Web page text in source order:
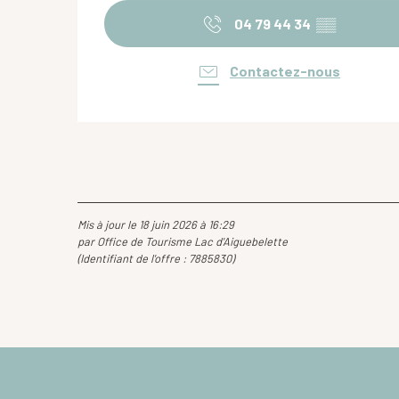
04 79 44 34 ▒▒
Contactez-nous
Mis à jour le 18 juin 2026 à 16:29
par Office de Tourisme Lac d'Aiguebelette
(Identifiant de l'offre : 7885830)